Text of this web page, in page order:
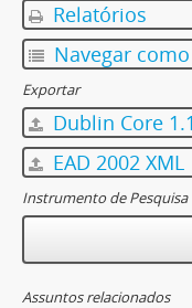
Relatórios
Navegar
Exportar
Dublin Core
EAD 2002 XML
Instrumento de Pesquisa
Assuntos relacionados